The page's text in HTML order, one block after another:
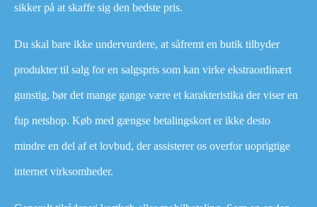
sikker på at skaffe sig den bedste pris.
Du skal bare ikke undervurdere, at såfremt en butik tilbyder
produkter til salg for en salgspris som kan virke ekstraordinært
gunstig, bør det mange gange være et karakteristika der viser en
fup netshop. Køb med gængse betalingskort er ikke desto
mindre en del af et lovbud, der assisterer os overfor uoprigtige
internet virksomheder.